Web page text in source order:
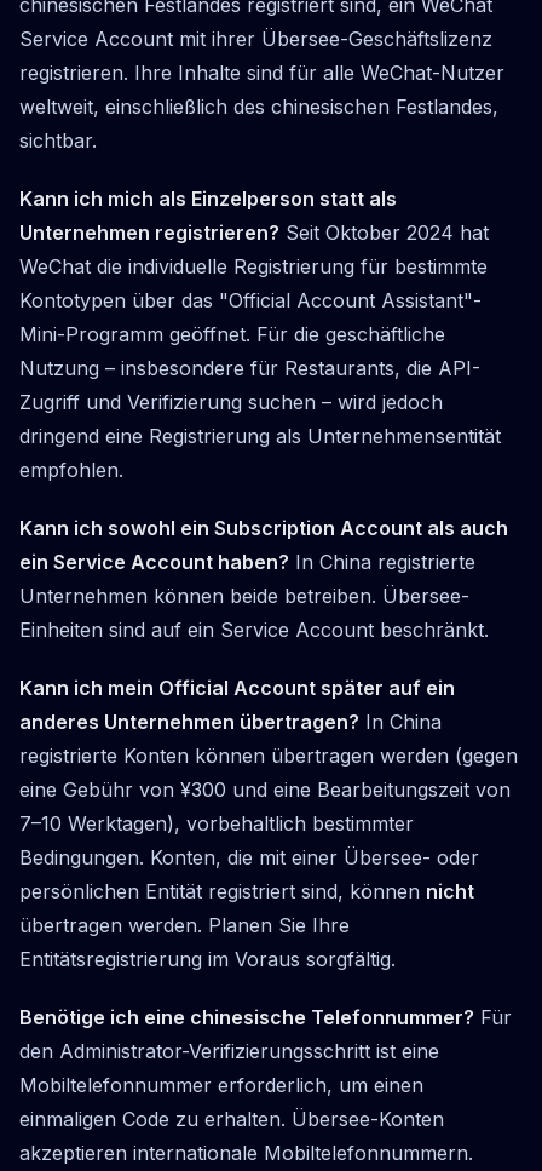
chinesischen Festlandes registriert sind, ein WeChat
Service Account mit ihrer Übersee-Geschäftslizenz
registrieren. Ihre Inhalte sind für alle WeChat-Nutzer
weltweit, einschließlich des chinesischen Festlandes,
sichtbar.
Kann ich mich als Einzelperson statt als
Unternehmen registrieren? Seit Oktober 2024 hat
WeChat die individuelle Registrierung für bestimmte
Kontotypen über das "Official Account Assistant"-
Mini-Programm geöffnet. Für die geschäftliche
Nutzung – insbesondere für Restaurants, die API-
Zugriff und Verifizierung suchen – wird jedoch
dringend eine Registrierung als Unternehmensentität
empfohlen.
Kann ich sowohl ein Subscription Account als auch
ein Service Account haben? In China registrierte
Unternehmen können beide betreiben. Übersee-
Einheiten sind auf ein Service Account beschränkt.
Kann ich mein Official Account später auf ein
anderes Unternehmen übertragen? In China
registrierte Konten können übertragen werden (gegen
eine Gebühr von ¥300 und eine Bearbeitungszeit von
7–10 Werktagen), vorbehaltlich bestimmter
Bedingungen. Konten, die mit einer Übersee- oder
persönlichen Entität registriert sind, können nicht
übertragen werden. Planen Sie Ihre
Entitätsregistrierung im Voraus sorgfältig.
Benötige ich eine chinesische Telefonnummer? Für
den Administrator-Verifizierungsschritt ist eine
Mobiltelefonnummer erforderlich, um einen
einmaligen Code zu erhalten. Übersee-Konten
akzeptieren internationale Mobiltelefonnummern.